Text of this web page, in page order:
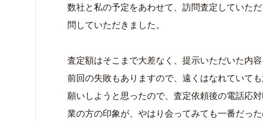
数社と私の予定をあわせて、訪問査定していた
問していただきました。
査定額はそこまで大差なく、提示いただいた内
前回の失敗もありますので、遠くはなれていて
願いしようと思ったので、査定依頼後の電話応
業の方の印象が、やはり会ってみても一番だっ